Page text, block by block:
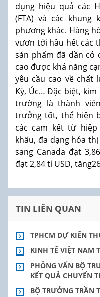
dụng hiệu quả các
(FTA) và các
phương khác. Hàng
vươn tới hầu hết các
sản phẩm đã dần có
cao được khả năng
yêu cầu cao về chất
Kỳ, Úc… Đặc biệt, kim
trường là thành
trưởng tốt, thể hiện
các cam kết từ
khẩu, đa dạng hóa
sang Canada đạt
đạt 2,84 tỉ USD,
TIN LIÊN QUAN
TPHCM DỰ KIẾN
KINH TẾ VIỆT NAM
PHỎNG VẤN BỘ
KẾT QUẢ CHUYẾN
BỘ TRƯỞNG TRẦN